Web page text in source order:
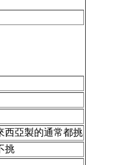
西亞製的通常都挑
挑